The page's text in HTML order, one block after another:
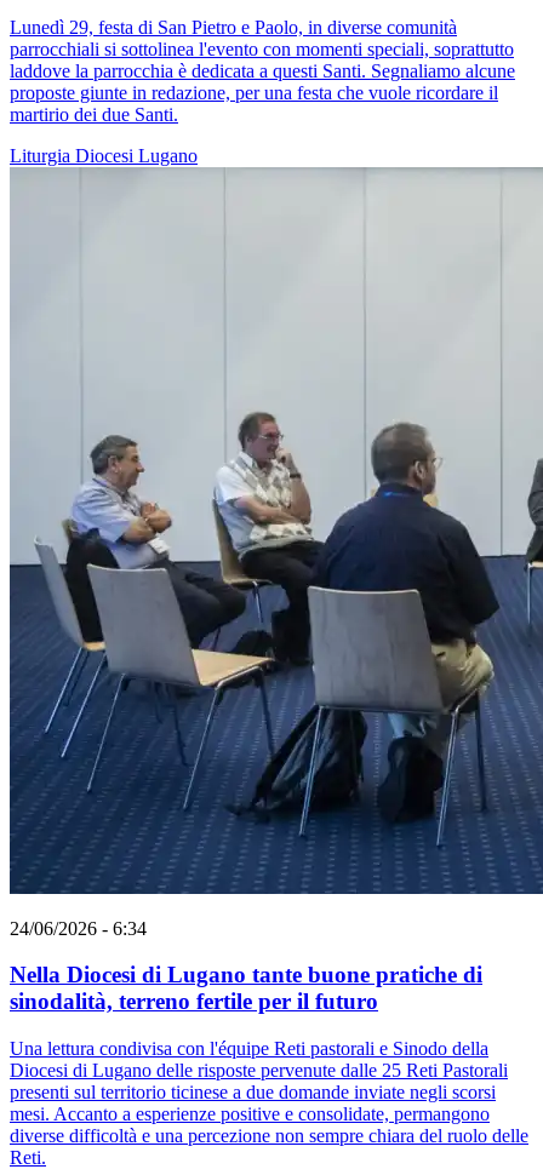
Lunedì 29, festa di San Pietro e Paolo, in diverse comunità
parrocchiali si sottolinea l'evento con momenti speciali, soprattutto
laddove la parrocchia è dedicata a questi Santi. Segnaliamo alcune
proposte giunte in redazione, per una festa che vuole ricordare il
martirio dei due Santi.
Liturgia Diocesi Lugano
24/06/2026 - 6:34
Nella Diocesi di Lugano tante buone pratiche di
sinodalità, terreno fertile per il futuro
Una lettura condivisa con l'équipe Reti pastorali e Sinodo della
Diocesi di Lugano delle risposte pervenute dalle 25 Reti Pastorali
presenti sul territorio ticinese a due domande inviate negli scorsi
mesi. Accanto a esperienze positive e consolidate, permangono
diverse difficoltà e una percezione non sempre chiara del ruolo delle
Reti.